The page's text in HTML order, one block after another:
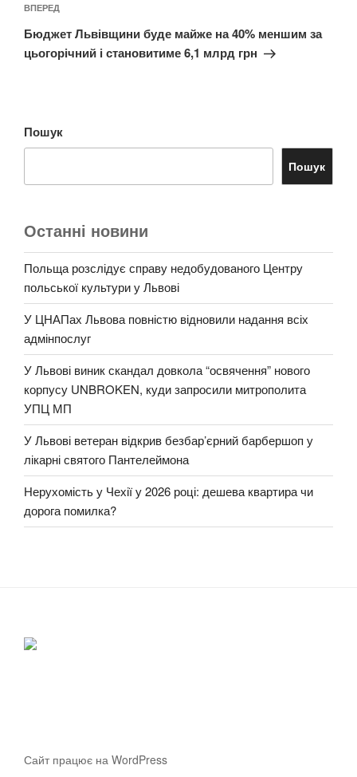
Наступний
запис
ВПЕРЕД
Бюджет Львівщини буде майже на 40% меншим за
цьогорічний і становитиме 6,1 млрд грн
Пошук
Пошук
Останні новини
Польща розслідує справу недобудованого Центру
польської культури у Львові
У ЦНАПах Львова повністю відновили надання всіх
адмінпослуг
У Львові виник скандал довкола “освячення” нового
корпусу UNBROKEN, куди запросили митрополита
УПЦ МП
У Львові ветеран відкрив безбар’єрний барбершоп у
лікарні святого Пантелеймона
Нерухомість у Чехії у 2026 році: дешева квартира чи
дорога помилка?
Сайт працює на WordPress